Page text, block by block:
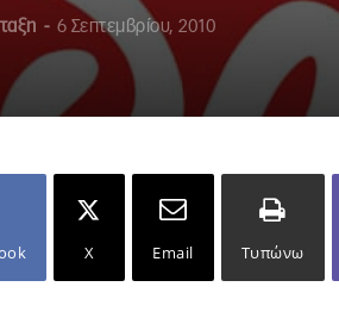
- 6 Σεπτεμβρίου, 2010
X Email Τυπώνω